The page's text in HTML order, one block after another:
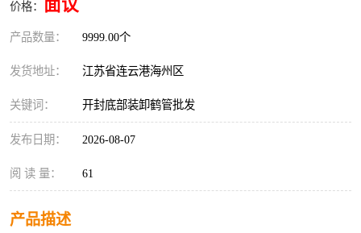
价格： 面议
产品数量： 9999.00个
发货地址： 江苏省连云港海州区
关键词： 开封底部装卸鹤管批发
发布日期： 2026-08-07
阅 读 量： 61
产品描述